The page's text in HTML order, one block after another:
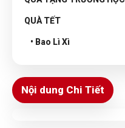
QUÀ TẾT
• Bao Lì Xì
Nội dung Chi Tiết